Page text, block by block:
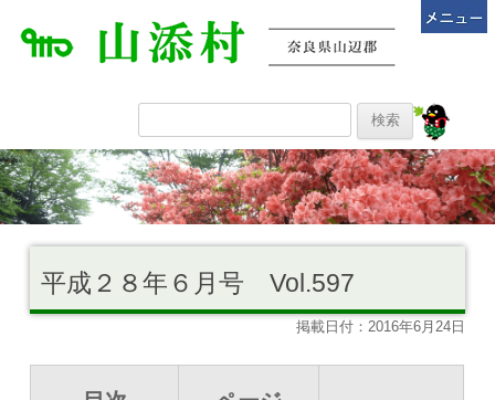
平成２８年６月号 Vol.597
掲載日付：2016年6月24日